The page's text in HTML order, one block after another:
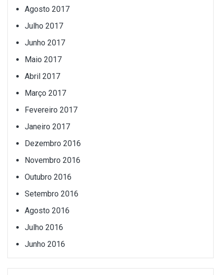
Agosto 2017
Julho 2017
Junho 2017
Maio 2017
Abril 2017
Março 2017
Fevereiro 2017
Janeiro 2017
Dezembro 2016
Novembro 2016
Outubro 2016
Setembro 2016
Agosto 2016
Julho 2016
Junho 2016